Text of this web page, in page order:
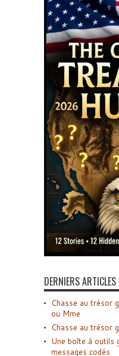
DERNIERS ARTICLES
Chasse au trésor
ou Mme
Chasse au trésor
Une boîte à outils
messages codés